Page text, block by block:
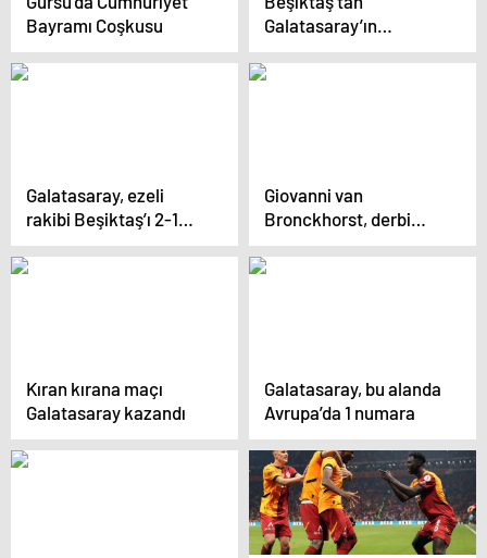
Bayramı Coşkusu
Galatasaray’ın
“Tahterevalli”
göndermesine bomba
Galatasaray, ezeli
rakibi Beşiktaş’ı 2-1
yendi
Giovanni van
Bronckhorst, derbi
sonrasında
konuşurken kendisini
Kıran kırana maçı
Galatasaray kazandı
Galatasaray, bu alanda
Avrupa’da 1 numara